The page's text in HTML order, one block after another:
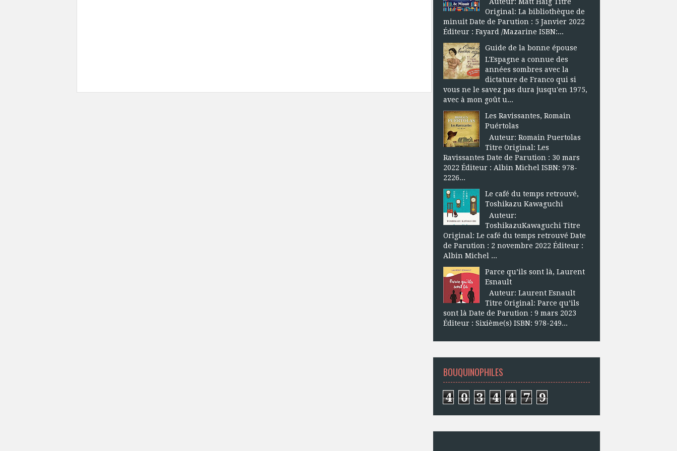
Original: La bibliothèque de
minuit Date de Parution : 5 Janvier 2022
Éditeur : Fayard /Mazarine ISBN:...
Guide de la bonne épouse
L'Espagne a connue des
années sombres avec la
dictature de Franco qui si
vous ne le savez pas dura jusqu'en 1975,
avec à mon goût u...
Les Ravissantes, Romain
Puértolas
Auteur: Romain Puertolas
Titre Original: Les
Ravissantes Date de Parution : 30 mars
2022 Éditeur : Albin Michel ISBN: 978-
2226...
Le café du temps retrouvé,
Toshikazu Kawaguchi
Auteur:
ToshikazuKawaguchi Titre
Original: Le café du temps retrouvé Date
de Parution : 2 novembre 2022 Éditeur :
Albin Michel ...
Parce qu’ils sont là, Laurent
Esnault
Auteur: Laurent Esnault
Titre Original: Parce qu’ils
sont là Date de Parution : 9 mars 2023
Éditeur : Sixième(s) ISBN: 978-249...
BOUQUINOPHILES
4 0 3 4 4 7 9